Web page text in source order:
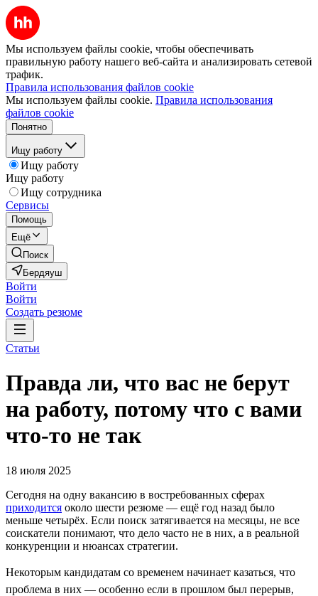
Мы используем файлы cookie, чтобы обеспечивать
правильную работу нашего веб-сайта и анализировать сетевой
трафик.
Правила использования файлов cookie
Мы используем файлы cookie. Правила использования
файлов cookie
Понятно
Ищу работу
Ищу работу
Ищу работу
Ищу сотрудника
Сервисы
Помощь
Ещё
Поиск
Бердяуш
Войти
Войти
Создать резюме
Статьи
Правда ли, что вас не берут
на работу, потому что с вами
что-то не так
18 июля 2025
Сегодня на одну вакансию в востребованных сферах
приходится около шести резюме — ещё год назад было
меньше четырёх. Если поиск затягивается на месяцы, не все
соискатели понимают, что дело часто не в них, а в реальной
конкуренции и нюансах стратегии.
Некоторым кандидатам со временем начинает казаться, что
проблема в них — особенно если в прошлом был перерыв,